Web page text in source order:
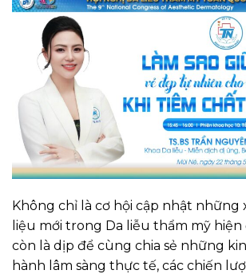
Không chỉ là cơ hội cập nhật những
liệu mới trong Da liễu thẩm mỹ hiện
còn là dịp để cùng chia sẻ những
hành lâm sàng thực tế, các chiến